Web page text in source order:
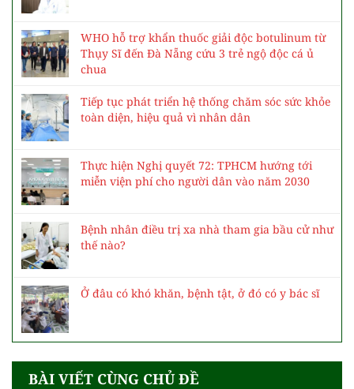
WHO hỗ trợ khẩn thuốc giải độc botulinum từ
Thụy Sĩ đến Đà Nẵng cứu 3 trẻ ngộ độc cá ủ
chua
Tiếp tục phát triển hệ thống chăm sóc sức khỏe
toàn diện, hiệu quả vì nhân dân
Thực hiện Nghị quyết 72: TPHCM hướng tới
miễn viện phí cho người dân vào năm 2030
Bệnh nhân điều trị xa nhà tham gia bầu cử như
thế nào?
Ở đâu có khó khăn, bệnh tật, ở đó có y bác sĩ
BÀI VIẾT CÙNG CHỦ ĐỀ